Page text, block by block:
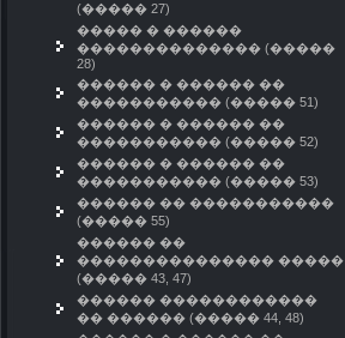
(����� 27)
����� � ������
�������������� (�����
28)
������ � ������ ��
����������� (����� 51)
������ � ������ ��
����������� (����� 52)
������ � ������ ��
����������� (����� 53)
������ �� �����������
(����� 55)
������ ��
��������������� �����
(����� 43, 47)
������ ������������
�� ������ (����� 44, 48)